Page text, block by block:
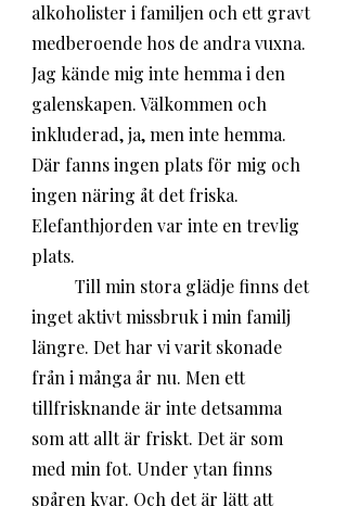
alkoholister i familjen och ett gravt
medberoende hos de andra vuxna.
Jag kände mig inte hemma i den
galenskapen. Välkommen och
inkluderad, ja, men inte hemma.
Där fanns ingen plats för mig och
ingen näring åt det friska.
Elefanthjorden var inte en trevlig
plats.
inget aktivt missbruk i min familj
längre. Det har vi varit skonade
från i många år nu. Men ett
tillfrisknande är inte detsamma
som att allt är friskt. Det är som
med min fot. Under ytan finns
spåren kvar. Och det är lätt att